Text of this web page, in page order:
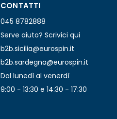
CONTATTI
045 8782888
Serve aiuto? Scrivici qui
b2b.sicilia@eurospin.it
b2b.sardegna@eurospin.it
Dal lunedì al venerdì
9:00 - 13:30 e 14:30 - 17:30